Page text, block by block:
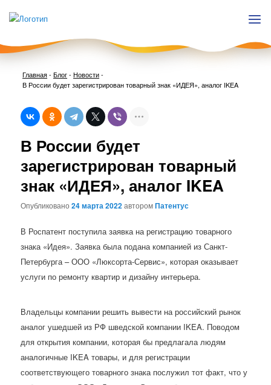
Главная-Блог- Новости-
В России будет зарегистрирован товарный знак «ИДЕЯ», аналог IKEA
В России будет
зарегистрирован товарный
знак «ИДЕЯ», аналог IKEA
Опубликовано24 марта 2022авторомПатентус
В Роспатент поступила заявка на регистрацию товарного
знака «Идея». Заявка была подана компанией из Санкт-
Петербурга – ООО «Люксорта-Сервис», которая оказывает
услуги по ремонту квартир и дизайну интерьера.
Владельцы компании решить вывести на российский рынок
аналог ушедшей из РФ шведской компании IKEA. Поводом
для открытия компании, которая бы предлагала людям
аналогичные IKEA товары, и для регистрации
соответствующего товарного знака послужил тот факт, что у